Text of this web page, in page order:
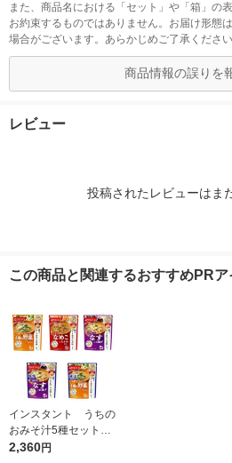
また、商品名における「セット」や「箱」の
お約束するものではありません。お届け形態
場合がございます。あらかじめご了承ください
商品情報の誤りを
レビュー
投稿されたレビューはま
この商品と関連するおすすめPRア
インスタント うちの
おみそ汁5種セット
1箱(25食入) アマノ
2,360円